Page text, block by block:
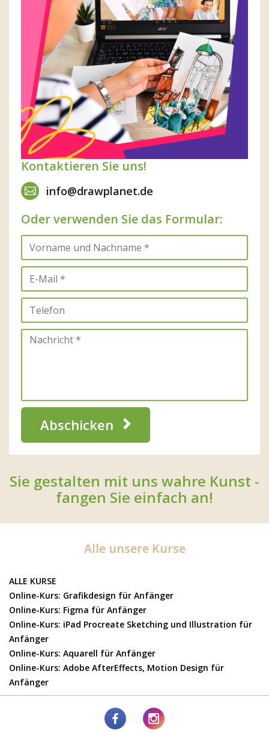
Kontaktieren Sie uns!
info@drawplanet.de
Oder verwenden Sie das Formular:
Abschicken
Sie gestalten mit uns wahre Kunst -
fangen Sie einfach an!
Alle unsere Kurse
ALLE KURSE
Online-Kurs: Grafikdesign für Anfänger
Online-Kurs: Figma für Anfänger
Online-Kurs: iPad Procreate Sketching und Illustration für
Anfänger
Online-Kurs: Aquarell für Anfänger
Online-Kurs: Adobe AfterEffects, Motion Design für
Anfänger